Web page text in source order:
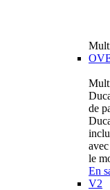
de
le
En
V2